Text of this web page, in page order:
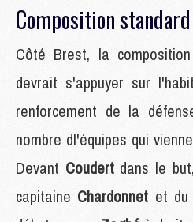
Composition
Côté Brest, la
devrait s'appuyer sur
renforcement de la
nombre dl'équipes qui
Devant Coudert dans le
capitaine Chardonnet et du